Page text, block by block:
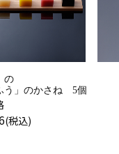
の
う」のかさね 5個